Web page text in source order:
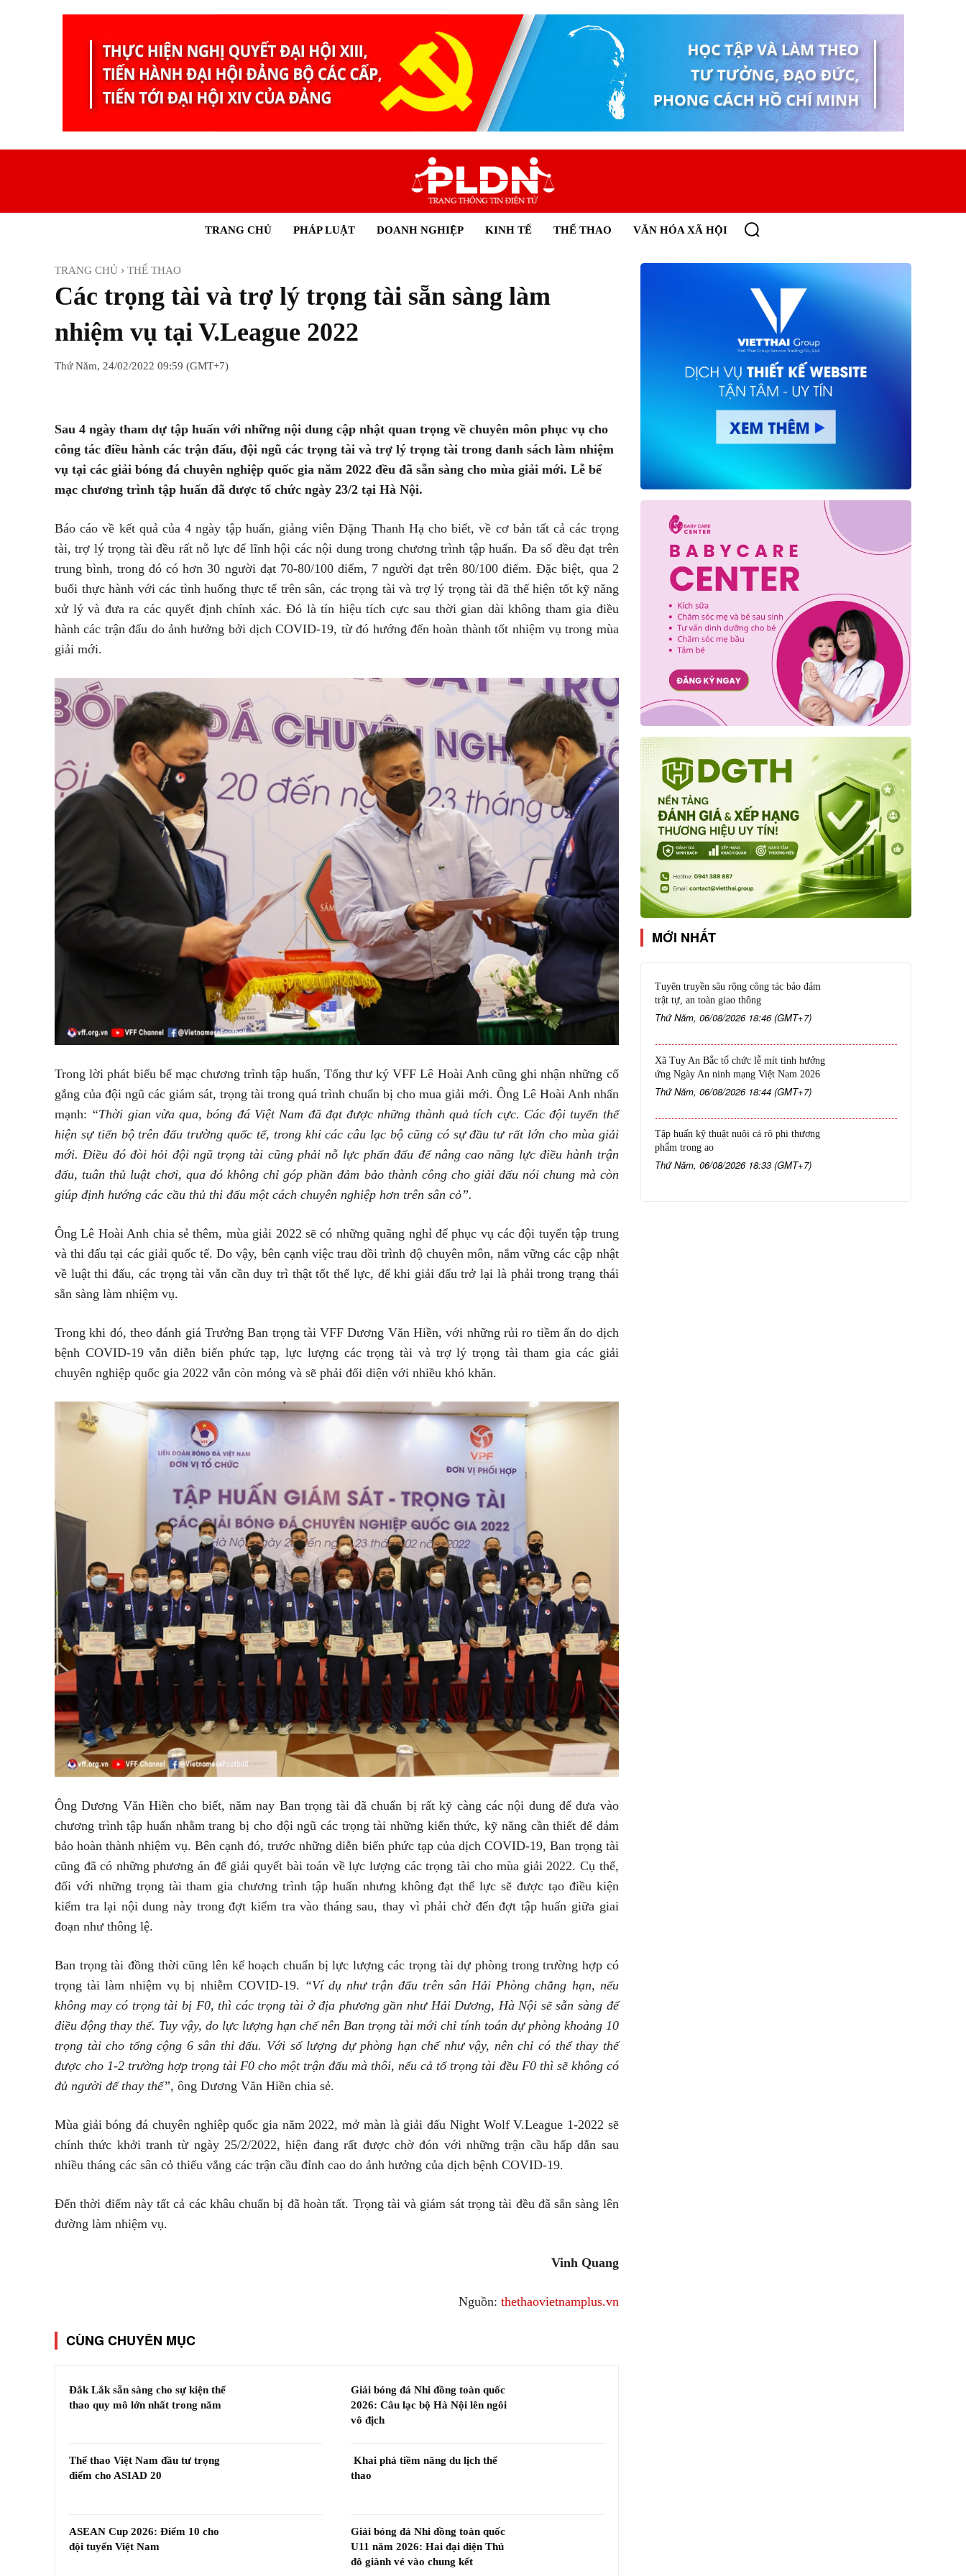
TRANG CHỦ PHÁP LUẬT DOANH NGHIỆP KINH TẾ THỂ THAO VĂN HÓA XÃ HỘI
TRANG CHỦ THỂ THAO
Các trọng tài và trợ lý trọng tài sẵn sàng làm
nhiệm vụ tại V.League 2022
Thứ Năm, 24/02/2022 09:59 (GMT+7)
Sau 4 ngày tham dự tập huấn với những nội dung cập nhật quan trọng về chuyên môn phục vụ cho
công tác điều hành các trận đấu, đội ngũ các trọng tài và trợ lý trọng tài trong danh sách làm nhiệm
vụ tại các giải bóng đá chuyên nghiệp quốc gia năm 2022 đều đã sẵn sàng cho mùa giải mới. Lễ bế
mạc chương trình tập huấn đã được tổ chức ngày 23/2 tại Hà Nội.
Báo cáo về kết quả của 4 ngày tập huấn, giảng viên Đặng Thanh Hạ cho biết, về cơ bản tất cả các trọng
tài, trợ lý trọng tài đều rất nỗ lực để lĩnh hội các nội dung trong chương trình tập huấn. Đa số đều đạt trên
trung bình, trong đó có hơn 30 người đạt 70-80/100 điểm, 7 người đạt trên 80/100 điểm. Đặc biệt, qua 2
buổi thực hành với các tình huống thực tế trên sân, các trọng tài và trợ lý trọng tài đã thể hiện tốt kỹ năng
xử lý và đưa ra các quyết định chính xác. Đó là tín hiệu tích cực sau thời gian dài không tham gia điều
hành các trận đấu do ảnh hưởng bởi dịch COVID-19, từ đó hướng đến hoàn thành tốt nhiệm vụ trong mùa
giải mới.
Trong lời phát biểu bế mạc chương trình tập huấn, Tổng thư ký VFF Lê Hoài Anh cũng ghi nhận những cố
gắng của đội ngũ các giám sát, trọng tài trong quá trình chuẩn bị cho mua giải mới. Ông Lê Hoài Anh nhấn
mạnh: “Thời gian vừa qua, bóng đá Việt Nam đã đạt được những thành quả tích cực. Các đội tuyển thể
hiện sự tiến bộ trên đấu trường quốc tế, trong khi các câu lạc bộ cũng có sự đầu tư rất lớn cho mùa giải
mới. Điều đó đòi hỏi đội ngũ trọng tài cũng phải nỗ lực phấn đấu để nâng cao năng lực điều hành trận
đấu, tuân thủ luật chơi, qua đó không chỉ góp phần đảm bảo thành công cho giải đấu nói chung mà còn
giúp định hướng các cầu thủ thi đấu một cách chuyên nghiệp hơn trên sân cỏ”.
Ông Lê Hoài Anh chia sẻ thêm, mùa giải 2022 sẽ có những quãng nghỉ để phục vụ các đội tuyển tập trung
và thi đấu tại các giải quốc tế. Do vậy, bên cạnh việc trau dồi trình độ chuyên môn, nắm vững các cập nhật
về luật thi đấu, các trọng tài vẫn cần duy trì thật tốt thể lực, để khi giải đấu trở lại là phải trong trạng thái
sẵn sàng làm nhiệm vụ.
Trong khi đó, theo đánh giá Trưởng Ban trọng tài VFF Dương Văn Hiền, với những rủi ro tiềm ẩn do dịch
bệnh COVID-19 vẫn diễn biến phức tạp, lực lượng các trọng tài và trợ lý trọng tài tham gia các giải
chuyên nghiệp quốc gia 2022 vẫn còn mỏng và sẽ phải đối diện với nhiều khó khăn.
Ông Dương Văn Hiền cho biết, năm nay Ban trọng tài đã chuẩn bị rất kỹ càng các nội dung để đưa vào
chương trình tập huấn nhằm trang bị cho đội ngũ các trọng tài những kiến thức, kỹ năng cần thiết để đảm
bảo hoàn thành nhiệm vụ. Bên cạnh đó, trước những diễn biến phức tạp của dịch COVID-19, Ban trọng tài
cũng đã có những phương án để giải quyết bài toán về lực lượng các trọng tài cho mùa giải 2022. Cụ thể,
đối với những trọng tài tham gia chương trình tập huấn nhưng không đạt thể lực sẽ được tạo điều kiện
kiểm tra lại nội dung này trong đợt kiểm tra vào tháng sau, thay vì phải chờ đến đợt tập huấn giữa giai
đoạn như thông lệ.
Ban trọng tài đồng thời cũng lên kế hoạch chuẩn bị lực lượng các trọng tài dự phòng trong trường hợp có
trọng tài làm nhiệm vụ bị nhiễm COVID-19. “Ví dụ như trận đấu trên sân Hải Phòng chẳng hạn, nếu
không may có trọng tài bị F0, thì các trọng tài ở địa phương gần như Hải Dương, Hà Nội sẽ sẵn sàng để
điều động thay thế. Tuy vậy, do lực lượng hạn chế nên Ban trọng tài mới chỉ tính toán dự phòng khoảng 10
trọng tài cho tổng cộng 6 sân thi đấu. Với số lượng dự phòng hạn chế như vậy, nên chỉ có thể thay thế
được cho 1-2 trường hợp trọng tài F0 cho một trận đấu mà thôi, nếu cả tổ trọng tài đều F0 thì sẽ không có
đủ người để thay thế”, ông Dương Văn Hiền chia sẻ.
Mùa giải bóng đá chuyên nghiêp quốc gia năm 2022, mở màn là giải đấu Night Wolf V.League 1-2022 sẽ
chính thức khởi tranh từ ngày 25/2/2022, hiện đang rất được chờ đón với những trận cầu hấp dẫn sau
nhiều tháng các sân cỏ thiếu vắng các trận cầu đỉnh cao do ảnh hưởng của dịch bệnh COVID-19.
Đến thời điểm này tất cả các khâu chuẩn bị đã hoàn tất. Trọng tài và giám sát trọng tài đều đã sẵn sàng lên
đường làm nhiệm vụ.
Vinh Quang
Nguồn: thethaovietnamplus.vn
CÙNG CHUYÊN MỤC
Đắk Lắk sẵn sàng cho sự kiện thể
thao quy mô lớn nhất trong năm
Giải bóng đá Nhi đồng toàn quốc
2026: Câu lạc bộ Hà Nội lên ngôi
vô địch
Thể thao Việt Nam đầu tư trọng
điểm cho ASIAD 20
Khai phá tiềm năng du lịch thể
thao
ASEAN Cup 2026: Điểm 10 cho
đội tuyển Việt Nam
Giải bóng đá Nhi đồng toàn quốc
U11 năm 2026: Hai đại diện Thủ
đô giành vé vào chung kết
MỚI NHẤT
Tuyên truyền sâu rộng công tác bảo đảm
trật tự, an toàn giao thông
Thứ Năm, 06/08/2026 18:46 (GMT+7)
Xã Tuy An Bắc tổ chức lễ mít tinh hưởng
ứng Ngày An ninh mạng Việt Nam 2026
Thứ Năm, 06/08/2026 18:44 (GMT+7)
Tập huấn kỹ thuật nuôi cá rô phi thương
phẩm trong ao
Thứ Năm, 06/08/2026 18:33 (GMT+7)